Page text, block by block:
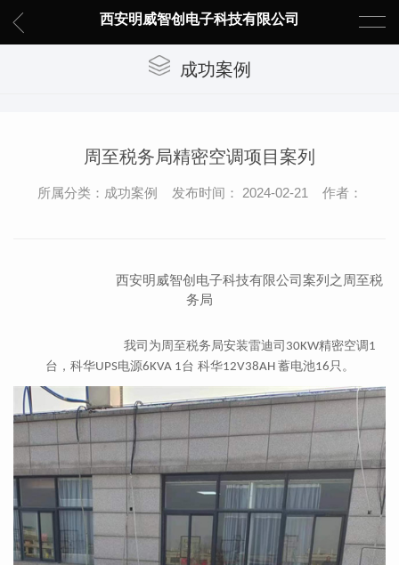
西安明威智创电子科技有限公司
成功案例
周至税务局精密空调项目案列
所属分类：成功案例 发布时间： 2024-02-21 作者：
西安明威智创电子科技有限公司案列之 周至税
务局
我司为 周至税务局安装雷迪司 30KW精密空调 1
台，科华UPS电源6KVA 1台 科华12V38AH 蓄电池16 只。